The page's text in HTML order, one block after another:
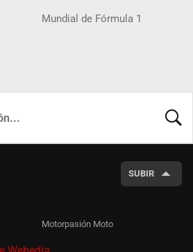
Mundial de Fórmula 1
SUBIR
Motorpasión Moto